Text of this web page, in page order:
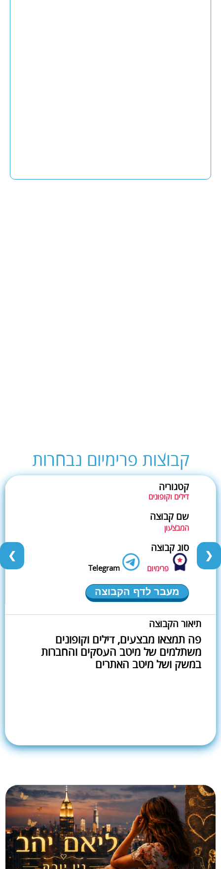
קבוצות פרימיום נבחרות
קטגוריה
דילים וקופונים
שם קבוצה
המבצעון
סוג קבוצה
פרימיום Telegram
מעבר לדף הקבוצה
תיאור הקבוצה
פה תמצאו מבצעים, דילים וקופונים
משתלמים של מיטב העסקים והחברות
במשק ושל מיטב האתרים
❮ ❯